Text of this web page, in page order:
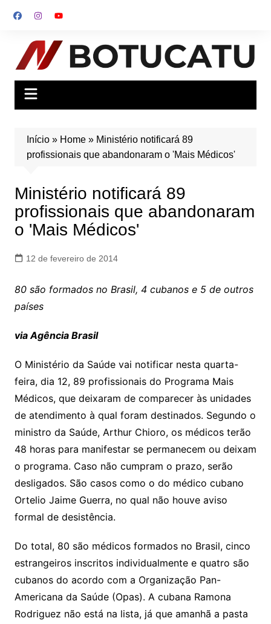
para
conteúdo
Início» Home» Ministério notificará 89
profissionais que abandonaram o 'Mais Médicos'
Ministério notificará 89
profissionais que abandonaram
o 'Mais Médicos'
12 de fevereiro de 2014
80 são formados no Brasil, 4 cubanos e 5 de outros
países
via Agência Brasil
O Ministério da Saúde vai notificar nesta quarta-
feira, dia 12, 89 profissionais do Programa Mais
Médicos, que deixaram de comparecer às unidades
de atendimento à qual foram destinados. Segundo o
ministro da Saúde, Arthur Chioro, os médicos terão
48 horas para manifestar se permanecem ou deixam
o programa. Caso não cumpram o prazo, serão
desligados. São casos como o do médico cubano
Ortelio Jaime Guerra, no qual não houve aviso
formal de desistência.
Do total, 80 são médicos formados no Brasil, cinco
estrangeiros inscritos individualmente e quatro são
cubanos do acordo com a Organização Pan-
Americana da Saúde (Opas). A cubana Ramona
Rodriguez não está na lista, já que amanhã a pasta